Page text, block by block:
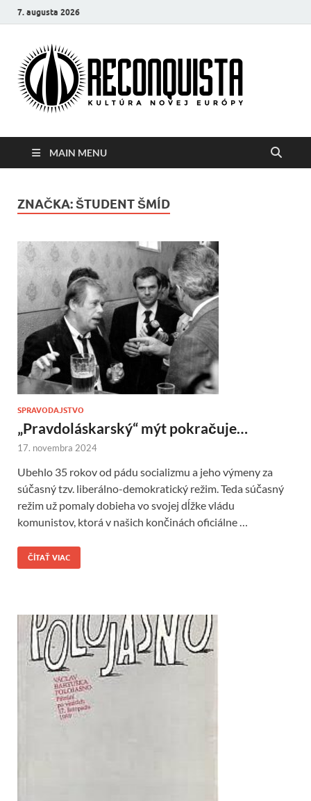
7. augusta 2026
MAIN MENU
ZNAČKA:ŠTUDENT ŠMÍD
SPRAVODAJSTVO
„Pravdoláskarský“ mýt pokračuje…
17. novembra 2024
Ubehlo 35 rokov od pádu socializmu a jeho výmeny za
súčasný tzv. liberálno-demokratický režim. Teda súčasný
režim už pomaly dobieha vo svojej dĺžke vládu
komunistov, ktorá v našich končinách oficiálne …
ČÍTAŤ VIAC